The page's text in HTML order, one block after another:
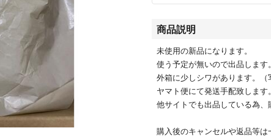
商品説明
未使用の新品になります。
使う予定が無いので出品します。
外箱に少しシワがあります。（
ヤマト便にて発送手配致します。
他サイトでも出品している為、
購入後のキャンセルや返品等は